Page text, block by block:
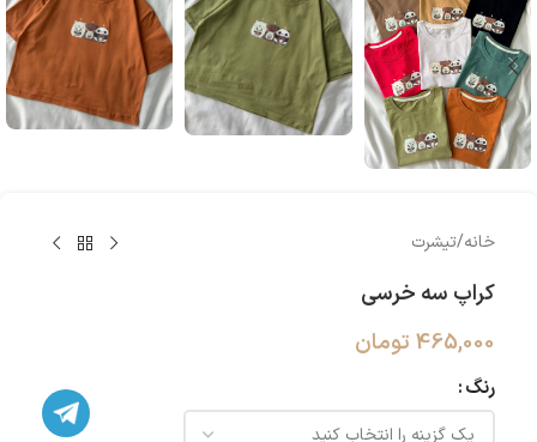
خانه/تیشرت
کراپ سه خرسی
465,000 تومان
رنگ